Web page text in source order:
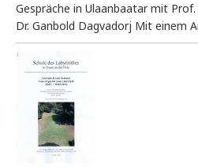
Gespräche in Ulaanbaatar mit
Dr. Ganbold Dagvadorj Mit einem